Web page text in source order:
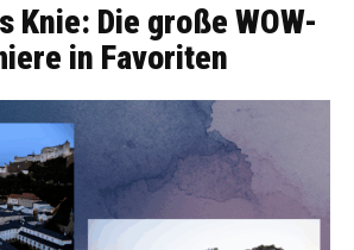
Knie: Die große WOW-
in Favoriten